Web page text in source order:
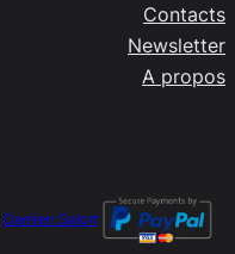
Contacts
Newsletter
A propos
Damien Salort